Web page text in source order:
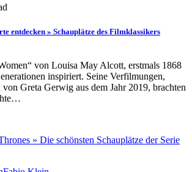
entdecken » Schauplätze des Filmklassikers
von Louisa May Alcott, erstmals 1868
inspiriert. Seine Verfilmungen,
Greta Gerwig aus dem Jahr 2019, brachten